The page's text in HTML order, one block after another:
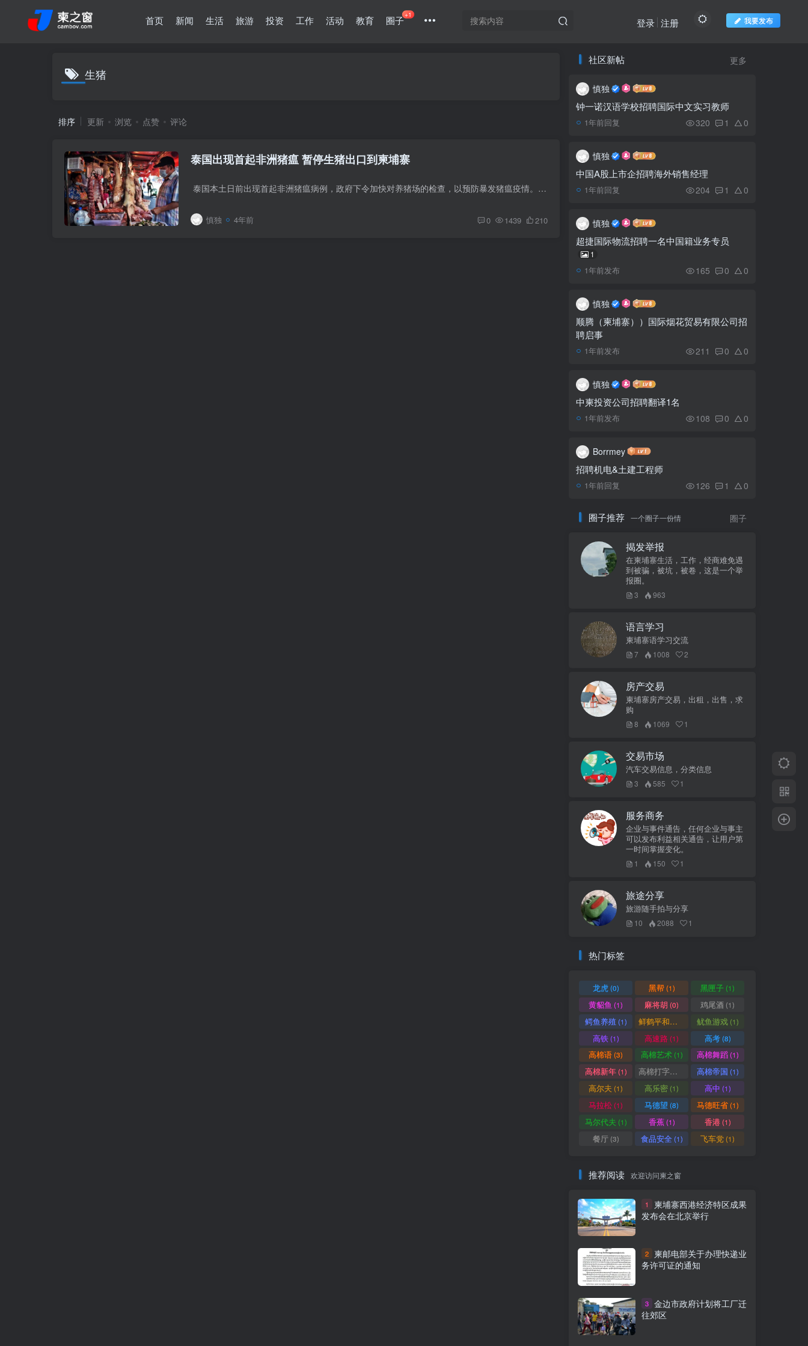
首页 新闻 生活 旅游 投资 工作 活动 教育 圈子+1
我要发布
登录 注册
生猪
排序 更新 浏览 点赞 评论
泰国出现首起非洲猪瘟 暂停生猪出口到柬埔寨
泰国本土日前出现首起非洲猪瘟病例，政府下令加快对养猪场的检查，以预防暴发猪瘟疫情。泰国政府发言人塔纳孔昨日表示，畜牧部将继续在曼谷发现猪瘟病例的地区进行检查，如果确认存在病毒，将...
慎独 4年前 0 1439 210
推荐阅读
1 柬埔寨西港经济特区成果
发布会在北京举行
务许可证的通知
金边市政府计划将工厂迁
4
FIFA世界杯奖杯巡回6月
15日抵达柬埔寨
Molnupiravir（莫努匹韦）
Farmers’ Market，每月一次
社区新帖 更多
慎独
钟一诺汉语学校招聘国际中文实习教师
1年前回复 320 1 0
慎独
中国A股上市企招聘海外销售经理
1年前回复 204 1 0
慎独
超捷国际物流招聘一名中国籍业务专员
1
1年前发布 165 0 0
慎独
顺腾（柬埔寨））国际烟花贸易有限公司招
聘启事
1年前发布 211 0 0
慎独
中柬投资公司招聘翻译1名
1年前发布 108 0 0
Borrmey
招聘机电&土建工程师
1年前回复 126 1 0
圈子推荐 一个圈子一份情 圈子
揭发举报
在柬埔寨生活，工作，经商难免遇
到被骗，被坑，被卷，这是一个举
报圈。
3 963
语言学习
柬埔寨语学习交流
7 1008 2
房产交易
柬埔寨房产交易，出租，出售，求
购
8 1069 1
交易市场
汽车交易信息，分类信息
3 585 1
服务商务
企业与事件通告，任何企业与事主
可以发布利益相关通告，让用户第
一时间掌握变化。
1 150 1
旅途分享
旅游随手拍与分享
10 2088 1
热门标签
龙虎(0) 黑帮(1) 黑匣子(1)
黄貂鱼 (1) 麻将胡 (0) 鸡尾酒 (1)
鳄鱼养殖(1) 鲜鹤平和赏 鱿鱼游戏(1)
高铁(1) 高速路(1) 高考(8)
高棉语(3) 高棉艺术(1) 高棉舞蹈(1)
高棉新年(1) 高棉打字机 高棉帝国 (1)
高尔夫 (1) 高乐密 (1) 高中 (1)
马拉松(1) 马德望 (8) 马德旺省(1)
马尔代夫 (1) 香蕉(1) 香港(1)
餐厅(3) 食品安全(1) 飞车党(1)
推荐阅读 欢迎访问柬之窗
1
柬埔寨西港经济特区成果
发布会在北京举行
2
柬邮电部关于办理快递业
务许可证的通知
3 金边市政府计划将工厂迁
往郊区